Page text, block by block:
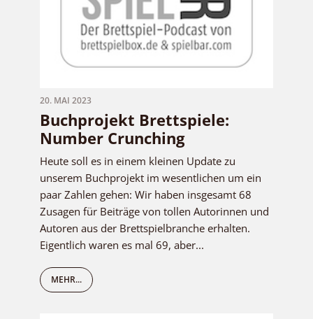
20. MAI 2023
Buchprojekt Brettspiele:
Number Crunching
Heute soll es in einem kleinen Update zu
unserem Buchprojekt im wesentlichen um ein
paar Zahlen gehen: Wir haben insgesamt 68
Zusagen für Beiträge von tollen Autorinnen und
Autoren aus der Brettspielbranche erhalten.
Eigentlich waren es mal 69, aber...
MEHR...